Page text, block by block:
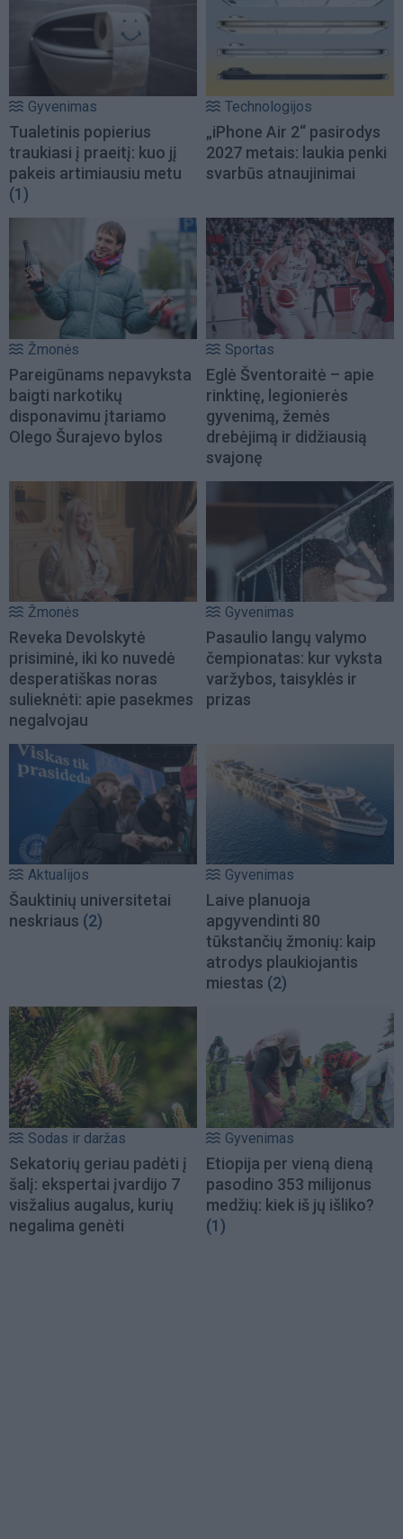
Gyvenimas
Tualetinis popierius
traukiasi į praeitį: kuo jį
pakeis artimiausiu metu
(1)
Technologijos
„iPhone Air 2“ pasirodys
2027 metais: laukia penki
svarbūs atnaujinimai
Žmonės
Pareigūnams nepavyksta
baigti narkotikų
disponavimu įtariamo
Olego Šurajevo bylos
Sportas
Eglė Šventoraitė – apie
rinktinę, legionierės
gyvenimą, žemės
drebėjimą ir didžiausią
svajonę
Žmonės
Reveka Devolskytė
prisiminė, iki ko nuvedė
desperatiškas noras
sulieknėti: apie pasekmes
negalvojau
Gyvenimas
Pasaulio langų valymo
čempionatas: kur vyksta
varžybos, taisyklės ir
prizas
Aktualijos
Šauktinių universitetai
neskriaus (2)
Gyvenimas
Laive planuoja
apgyvendinti 80
tūkstančių žmonių: kaip
atrodys plaukiojantis
miestas (2)
Sodas ir daržas
Sekatorių geriau padėti į
šalį: ekspertai įvardijo 7
visžalius augalus, kurių
negalima genėti
Gyvenimas
Etiopija per vieną dieną
pasodino 353 milijonus
medžių: kiek iš jų išliko?
(1)